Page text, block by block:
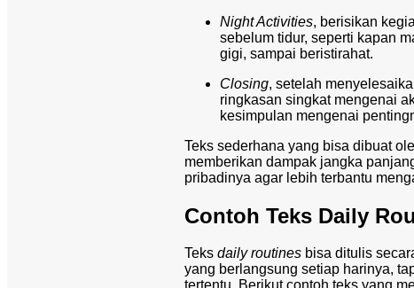
Night Activities, berisikan
sebelum tidur, seperti kapan
gigi, sampai beristirahat.
Closing, setelah
ringkasan singkat mengenai
kesimpulan mengenai
Teks sederhana yang bisa dibuat
memberikan dampak jangka
pribadinya agar lebih terbantu
Contoh Teks Daily
Teks daily routines bisa ditulis
yang berlangsung setiap harinya,